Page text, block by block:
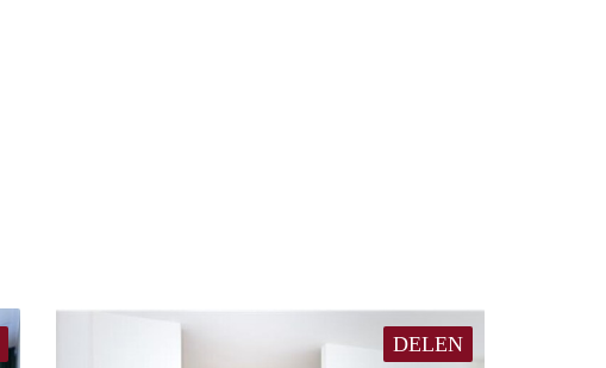
DELEN